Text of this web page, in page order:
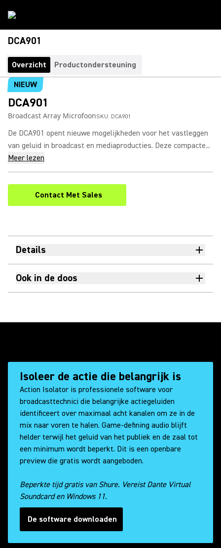
DCA901
Overzicht
Productondersteuning
NIEUW
DCA901
Broadcast Array MicrofoonSKU: DCA901
De DCA901 opent nieuwe mogelijkheden voor het vastleggen
van geluid in broadcast en mediaproducties. Deze compacte...
Meer lezen
Contact Met Sales
Details
Ook in de doos
Isoleer de actie die belangrijk is
Action Isolator is professionele software voor
broadcasttechnici die belangrijke actiegeluiden
identificeert over maximaal acht kanalen om ze in de
mix naar voren te halen. Game-defining audio blijft
helder terwijl het geluid van het publiek en de zaal tot
een minimum wordt beperkt. Dit is een openbare
preview die gratis wordt aangeboden.
Beperkte tijd gratis van Shure. Vereist Dante Virtual
Soundcard en Windows 11.
De software downloaden